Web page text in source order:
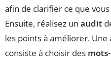
afin de clarifier ce que
Ensuite, réalisez un audit
les points à améliorer.
consiste à choisir des